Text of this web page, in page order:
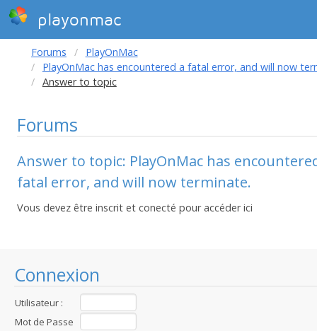
playonmac
Connexion
Utilisateur :
Mot de Passe
Forums
PlayOnMac
PlayOnMac has encountered a fatal error, and will now
Answer to topic
Forums
Answer to topic: PlayOnMac has
fatal error, and will now terminate.
Vous devez être inscrit et conecté pour accéder ici